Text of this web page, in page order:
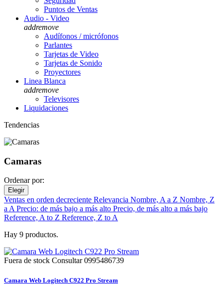
Puntos de Ventas
Audio - Video
addremove
Audífonos / micrófonos
Parlantes
Tarjetas de Video
Tarjetas de Sonido
Proyectores
Linea Blanca
addremove
Televisores
Liquidaciones
Tendencias
Camaras
Ordenar por:
Elegir
Ventas en orden decreciente Relevancia Nombre, A a Z Nombre, Z
a APrecio: de más bajo a más alto Precio, de más alto a más bajo
Reference, A to Z Reference, Z to A
Hay 9 productos.
Fuera de stock Consultar 0995486739
Camara Web Logitech C922 Pro Stream